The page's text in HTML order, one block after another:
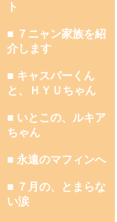
ト
■ ７ニャン家族を紹
介します
■ キャスパーくん
と、ＨＹＵちゃん
■ いとこの、ルキア
ちゃん
■ 永遠のマフィンへ
■ ７月の、とまらな
い涙